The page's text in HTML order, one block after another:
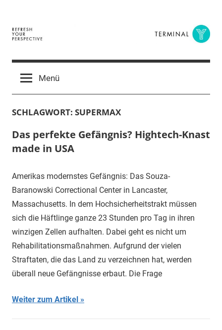
springen
Terminal
Y
Digital
BusinessMenü
SCHLAGWORT: SUPERMAX
Das perfekte Gefängnis? Hightech-Knast
made in USA
Amerikas modernstes Gefängnis: Das Souza-
Baranowski Correctional Center in Lancaster,
Massachusetts. In dem Hochsicherheitstrakt müssen
sich die Häftlinge ganze 23 Stunden pro Tag in ihren
winzigen Zellen aufhalten. Dabei geht es nicht um
Rehabilitationsmaßnahmen. Aufgrund der vielen
Straftaten, die das Land zu verzeichnen hat, werden
überall neue Gefängnisse erbaut. Die Frage
Weiter zum Artikel